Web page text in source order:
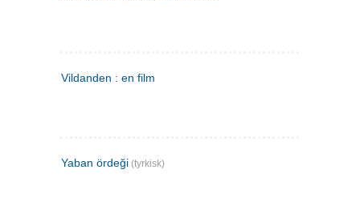
Vildanden : en film
Yaban ördeği (tyrkisk)